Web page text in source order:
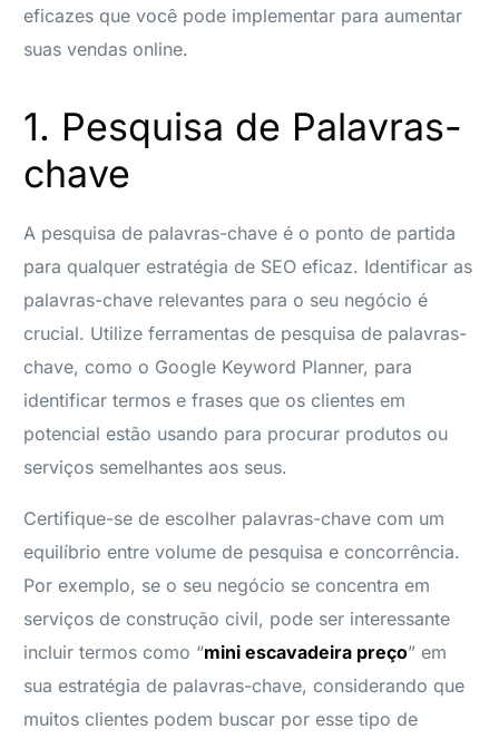
eficazes que você pode implementar para aumentar
suas vendas online.
1. Pesquisa de Palavras-
chave
A pesquisa de palavras-chave é o ponto de partida
para qualquer estratégia de SEO eficaz. Identificar as
palavras-chave relevantes para o seu negócio é
crucial. Utilize ferramentas de pesquisa de palavras-
chave, como o Google Keyword Planner, para
identificar termos e frases que os clientes em
potencial estão usando para procurar produtos ou
serviços semelhantes aos seus.
Certifique-se de escolher palavras-chave com um
equilíbrio entre volume de pesquisa e concorrência.
Por exemplo, se o seu negócio se concentra em
serviços de construção civil, pode ser interessante
incluir termos como “mini escavadeira preço” em
sua estratégia de palavras-chave, considerando que
muitos clientes podem buscar por esse tipo de